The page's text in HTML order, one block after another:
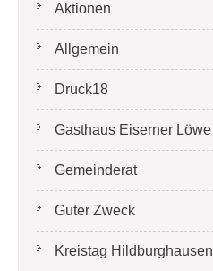
Aktionen
Allgemein
Druck18
Gasthaus Eiserner Löwe
Gemeinderat
Guter Zweck
Kreistag Hildburghausen